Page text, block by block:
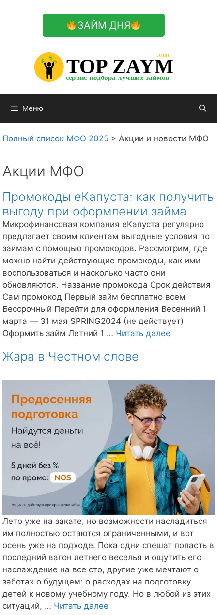
ЗАЙМ ДНЯ
TOP ZAYM
сервис подбора лучших займов
.com
$
$
$
Меню
Полный список МФО 2025 > Акции и новости МФО
Акции МФО
Промокоды еКапуста: как получить
выгоду при оформлении займа
Микрофинансовая компания еКапуста регулярно
предлагает своим клиентам выгодные условия по
займам с помощью промокодов. Рассмотрим, где
можно найти действующие промокоды, как ими
воспользоваться и насколько часто они
обновляются. Название промокода Срок действия
Сам промокод Первый займ бесплатно всем
Бессрочный Перейти для оформления Весенний 1
марта — 31 мая SPRING2024 (не действует)
Оформить займ Летний 1 … Читать далее
выгоду
Жара в Честном слове
Лето уже на закате, но возможности насладиться
им полностью остаются ограниченными, и вот
осень уже на подходе. Пока одни спешат попасть в
последний вагон летнего веселья и ощутить его
наслаждение на все сто, другие уже мечтают о
заботах о будущем: о расходах на подготовку
детей к новому учебному году. Но в любой из этих
ситуаций, … Читать далее